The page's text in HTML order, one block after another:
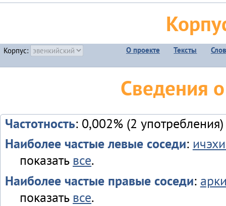
Корпус: О проекте Тексты
Сведения
Частотность: 0,002% (2 употребления)
Наиболее частые левые соседи:
показать все.
Наиболее частые правые соседи:
показать все.